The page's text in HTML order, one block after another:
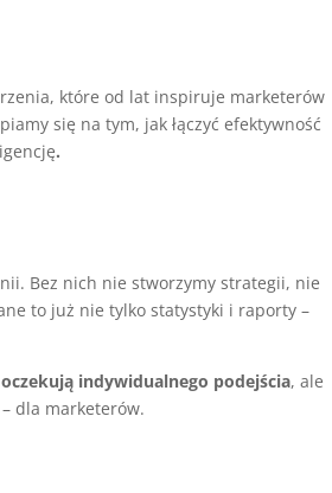
które od lat inspiruje marketerów
się na tym, jak łączyć efektywność
.
Bez nich nie stworzymy strategii, nie
to już nie tylko statystyki i raporty –
indywidualnego podejścia, ale
dla marketerów.